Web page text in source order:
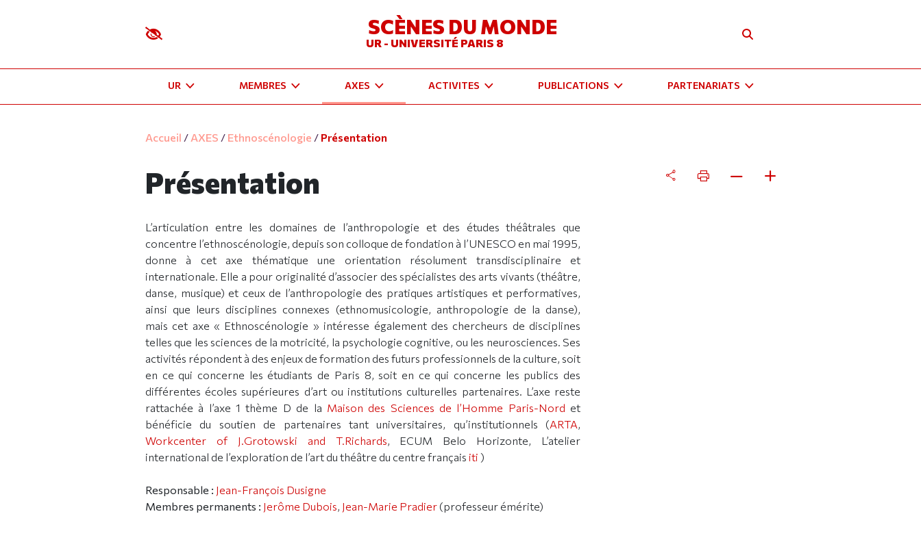
SCÈNES DU MONDE
UR - UNIVERSITÉ PARIS 8
UR MEMBRES AXES ACTIVITES PUBLICATIONS PARTENARIATS
Accueil / AXES / Ethnoscénologie / Présentation
Présentation
L’articulation entre les domaines de l’anthropologie et des études théâtrales que
concentre l’ethnoscénologie, depuis son colloque de fondation à l’UNESCO en mai 1995,
donne à cet axe thématique une orientation résolument transdisciplinaire et
internationale. Elle a pour originalité d’associer des spécialistes des arts vivants (théâtre,
danse, musique) et ceux de l’anthropologie des pratiques artistiques et performatives,
ainsi que leurs disciplines connexes (ethnomusicologie, anthropologie de la danse),
mais cet axe « Ethnoscénologie » intéresse également des chercheurs de disciplines
telles que les sciences de la motricité, la psychologie cognitive, ou les neurosciences. Ses
activités répondent à des enjeux de formation des futurs professionnels de la culture, soit
en ce qui concerne les étudiants de Paris 8, soit en ce qui concerne les publics des
différentes écoles supérieures d’art ou institutions culturelles partenaires. L’axe reste
rattachée à l’axe 1 thème D de la Maison des Sciences de l’Homme Paris-Nord et
bénéficie du soutien de partenaires tant universitaires, qu’institutionnels (ARTA,
Workcenter of J.Grotowski and T.Richards, ECUM Belo Horizonte, L’atelier
international de l’exploration de l’art du théâtre du centre français iti )
Responsable : Jean-François Dusigne
Membres permanents : Jerôme Dubois, Jean-Marie Pradier (professeur émérite)